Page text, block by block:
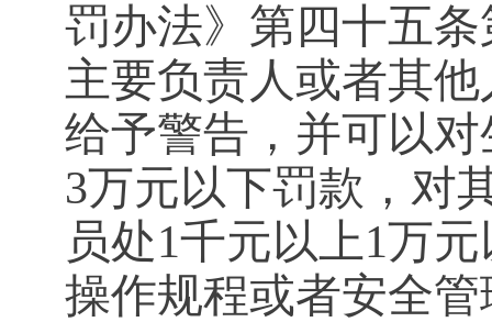
罚办法》第四十五
主要负责人或者其
给予警告，并可以
3万元以下罚款，对
员处1千元以上1万
操作规程或者安全